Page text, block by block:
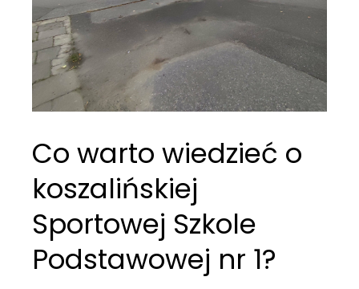
Co warto wiedzieć o
koszalińskiej
Sportowej Szkole
Podstawowej nr 1?